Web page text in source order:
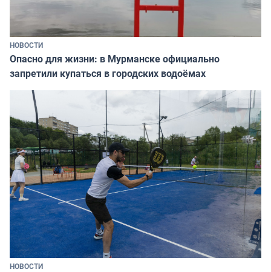
НОВОСТИ
Опасно для жизни: в Мурманске официально
запретили купаться в городских водоёмах
НОВОСТИ